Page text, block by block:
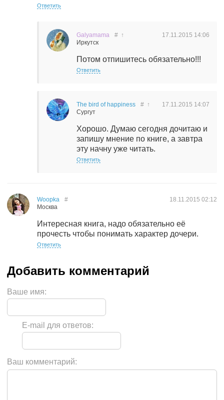
Ответить
Galyamama
Иркутск
17.11.2015 14:06
# ↑
Потом отпишитесь обязательно!!!
Ответить
The bird of happiness
Сургут
17.11.2015 14:07
# ↑
Хорошо. Думаю сегодня дочитаю и
запишу мнение по книге, а завтра
эту начну уже читать.
Ответить
Woopka
Москва
18.11.2015 02:12
#
Интересная книга, надо обязательно её
прочесть чтобы понимать характер дочери.
Ответить
Ваше имя:
E-mail для ответов:
Ваш комментарий: